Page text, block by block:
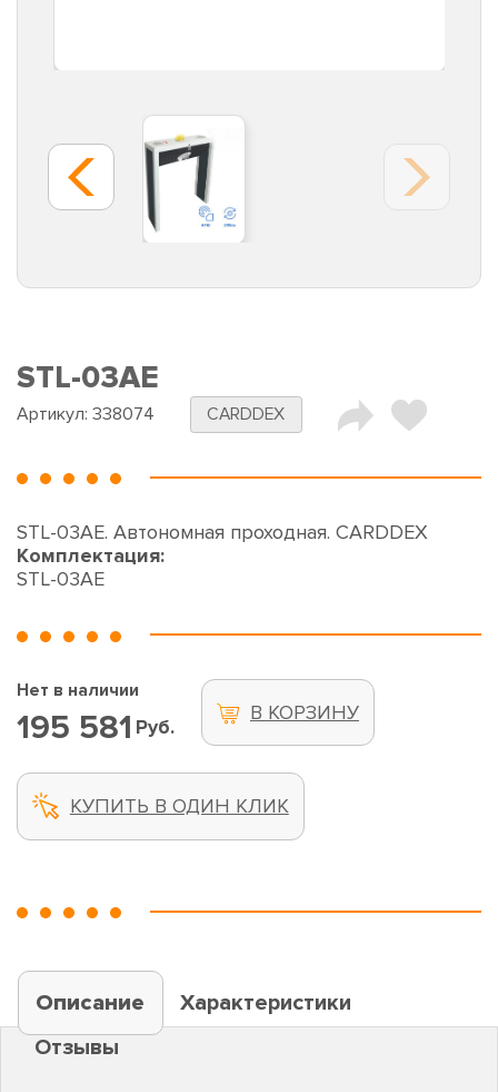
STL-03AE
Артикул: 338074 CARDDEX
STL-03AE. Автономная проходная. CARDDEX
Комплектация:
STL-03AE
Нет в наличии
195 581 Руб.
В КОРЗИНУ
КУПИТЬ В ОДИН КЛИК
Описание
Характеристики
Отзывы